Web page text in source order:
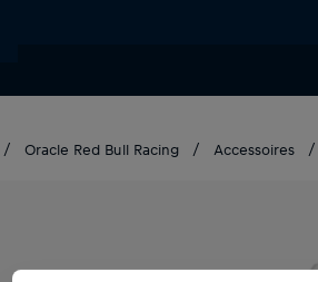
Oracle Red Bull Racing Accessoires